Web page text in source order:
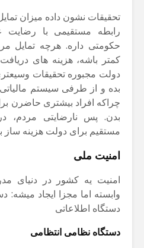
تحقیقات نشون داده میزان
رابطه مستقیمی با رضایت
حکومتی داره. هرچه تمایل
کمتر باشه، هزینه های
دولت مجبوره تحقیقات
بده و از طرفی سیستم
چراکه افراد بیشتری حاضرن
بدن. پس نارضایتی مردم،
مستقیم برای دولت هزینه ساز
امنیت ملی
امنیت یه کشور در دنیای
وابسته اما مجزا ایجاد میشه:
دستگاه اطلاعاتی
دستگاه نظامی انتظامی